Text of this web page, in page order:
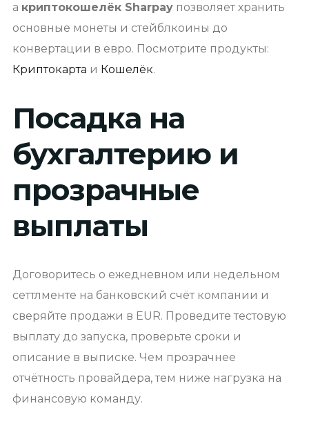
а криптокошелёк Sharpay позволяет хранить
основные монеты и стейблкоины до
конвертации в евро. Посмотрите продукты:
Криптокарта и Кошелёк.
Посадка на
бухгалтерию и
прозрачные
выплаты
Договоритесь о ежедневном или недельном
сеттлменте на банковский счёт компании и
сверяйте продажи в EUR. Проведите тестовую
выплату до запуска, проверьте сроки и
описание в выписке. Чем прозрачнее
отчётность провайдера, тем ниже нагрузка на
финансовую команду.